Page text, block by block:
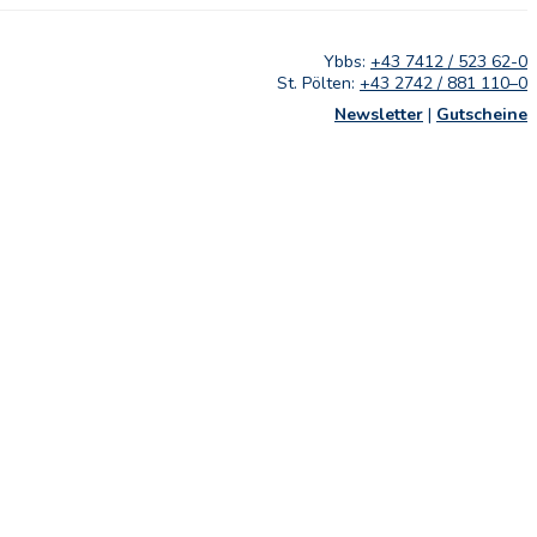
Ybbs: +43 7412 / 523 62-0
St. Pölten: +43 2742 / 881 110–0
Newsletter | Gutscheine